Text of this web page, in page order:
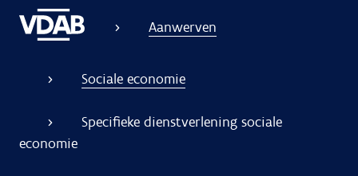
Aanwerven
Sociale economie
Specifieke dienstverlening sociale
economie